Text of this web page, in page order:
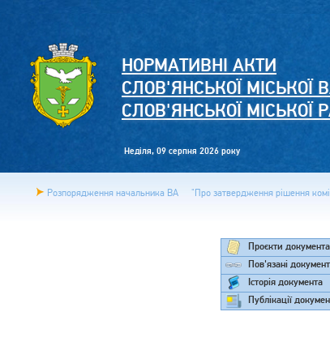
НОРМАТИВНІ АКТИ
СЛОВ'ЯНСЬКОЇ МІСЬКОЇ
СЛОВ'ЯНСЬКОЇ МІСЬКОЇ
Неділя, 09 серпня 2026 року
Розпорядження начальника ВА "Про затвердження рішення
Проєкти документа
Пов'язані
Історія документа
Публікації